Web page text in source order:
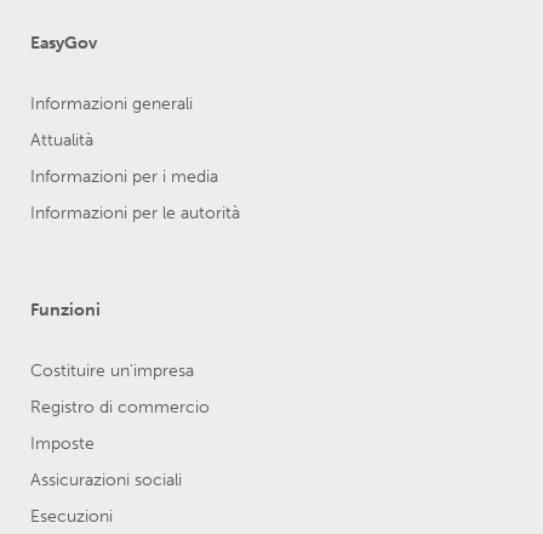
EasyGov
Informazioni generali
Attualità
Informazioni per i media
Informazioni per le autorità
Funzioni
Costituire un'impresa
Registro di commercio
Imposte
Assicurazioni sociali
Esecuzioni